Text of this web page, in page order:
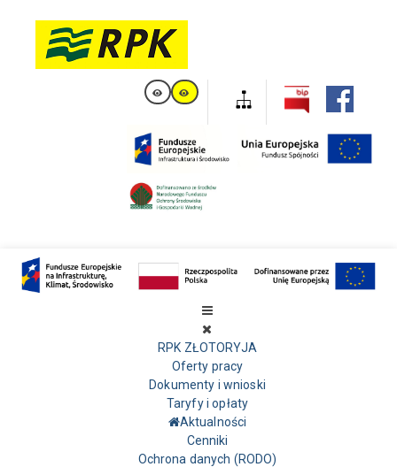
RPK ZŁOTORYJA
Oferty pracy
Dokumenty i wnioski
Taryfy i opłaty
Aktualności
Cenniki
Ochrona danych (RODO)